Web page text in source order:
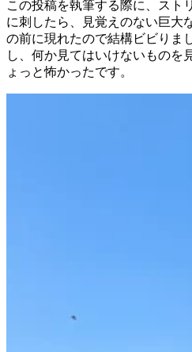
この投稿を執筆する際に、スト
に刺したら、見覚えのない巨大
の前に現れたので結構ビビりま
し、何か見てはいけないものを
ょっと怖かったです。